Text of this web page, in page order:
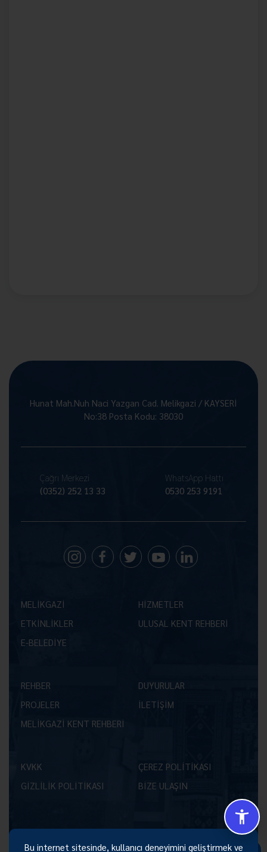
Hunat Mah.Nuh Naci Yazgan Cad. Melikgazi / KAYSERİ
No:38 Posta Kodu: 38030
Çağrı Merkezi
(0352) 252 13 33
WhatsApp Hattı
0530 253 9191
MELİKGAZİ
HİZMETLER
ETKİNLİKLER
ULUSAL KENT REHBERİ
E-BELEDİYE
REHBER
DUYURULAR
PROJELER
İLETİŞİM
MELİKGAZİ KENT REHBERİ
KVKK
ÇEREZ POLİTİKASI
GİZLİLİK POLİTİKASI
BİZE ULAŞIN
Bu internet sitesinde, kullanıcı deneyimini geliştirmek ve